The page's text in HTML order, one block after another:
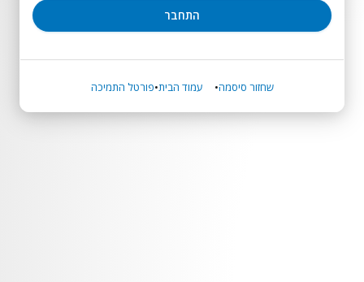
שחזור סיסמה עמוד הבית פורטל התמיכה